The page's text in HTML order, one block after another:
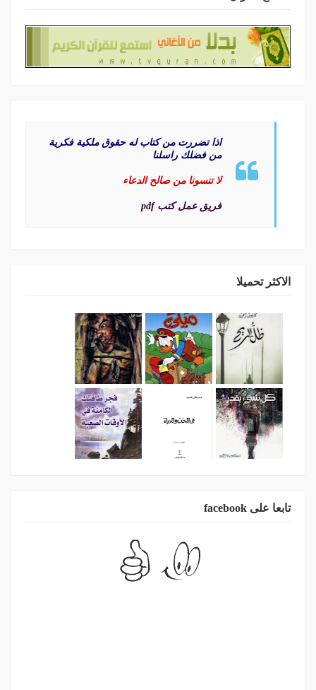
اذا تضررت من كتاب له حقوق ملكية فكرية
من فضلك راسلنا
لا تنسونا من صالح الدعاء
فريق عمل كتب pdf
الاكثر تحميلا
تابعا على facebook